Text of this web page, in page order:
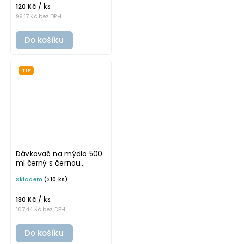
99,17 Kč bez DPH
120 Kč / ks
Do košíku
TIP
Dávkovač na mýdlo 500
ml černý s černou
Skladem (>10 ks)
107,44 Kč bez DPH
130 Kč / ks
Do košíku